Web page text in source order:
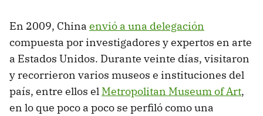
En 2009, China envió a una delegación
compuesta por investigadores y expertos en arte
a Estados Unidos. Durante veinte días, visitaron
y recorrieron varios museos e instituciones del
país, entre ellos el Metropolitan Museum of Art,
en lo que poco a poco se perfiló como una